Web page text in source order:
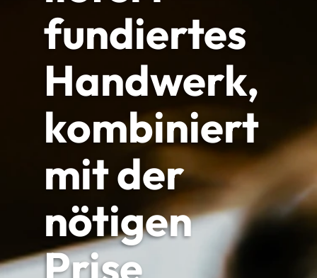
fundiertes
Handwerk,
kombiniert
mit der
nötigen